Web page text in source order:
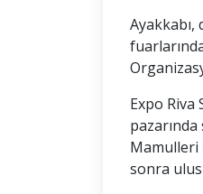
Expo Riva
Mamulleri
sonra